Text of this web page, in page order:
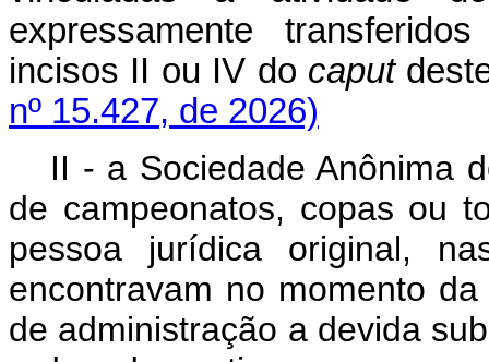
expressamente
incisos II ou IV do caput
nº 15.427, de 2026)
II - a Sociedade Anônima
de campeonatos, copas ou
pessoa jurídica original,
encontravam no momento
de administração a devida